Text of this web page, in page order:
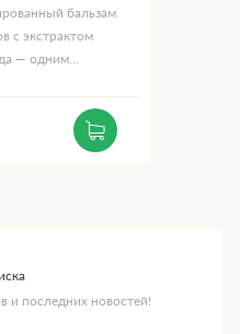
бальзам
с экстрактом
— одним...
и последних новостей!